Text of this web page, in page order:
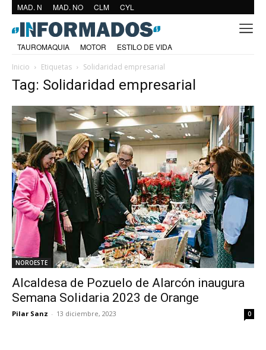
MAD. N MAD. NO CLM CYL
TAUROMAQUIA MOTOR
ESTILO DE VIDA
Inicio
Etiquetas Solidaridad empresarial
Tag: Solidaridad empresarial
NOROESTE
Alcaldesa de Pozuelo de Alarcón inaugura
Semana Solidaria 2023 de Orange
Pilar Sanz - 13 diciembre, 2023 0